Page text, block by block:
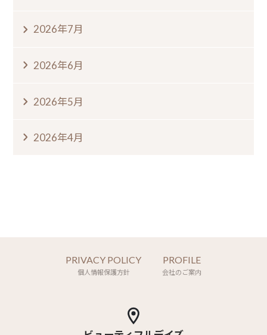
2026年7月
2026年6月
2026年5月
2026年4月
PRIVACY POLICY
個人情報保護方針
PROFILE
会社のご案内